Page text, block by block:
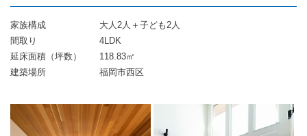
家族構成
大人2人＋子ども2人
間取り
4LDK
延床面積（坪数）
118.83㎡
建築場所
福岡市西区